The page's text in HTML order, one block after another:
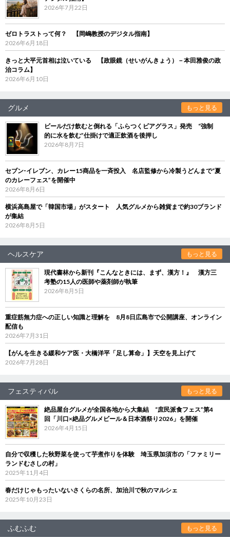
2026年7月22日
ゼロトラストって何？ 【岡嶋教授のデジタル指南】
2026年6月18日
きっと大平元首相は泣いている 【政眼鏡（せいがんきょう）－本田雅俊の政
治コラム】
2026年6月10日
グルメ もっと見る
ビールだけ飲むと倒れる「ふらつくビアグラス」発売 “強制
的に水を飲む”仕掛けで適正飲酒を後押し
2026年8月7日
セブン‐イレブン、カレー15商品を一斉投入 名店監修から冷製うどんまで“夏
のカレーフェス”を開催中
2026年8月6日
横浜高島屋で「韓国市場」がスタート 人気グルメから雑貨まで約30ブランド
が集結
2026年8月5日
ヘルスケア もっと見る
現代書林から新刊『こんなときには、まず、漢方！』 漢方三
考塾の15人の医師や薬剤師が執筆
2026年8月5日
重症筋無力症への正しい知識と理解を 8月8日広島市で公開講座、オンライン
配信も
2026年7月31日
【がんを生きる緩和ケア医・大橋洋平「足し算命」】天空を見上げて
2026年7月28日
フェスティバル もっと見る
絶品屋台グルメが全国各地から大集結 “庶民派食フェス”第4
回「川口×絶品グルメビール＆日本酒祭り2026」を開催
2026年4月15日
自分で収穫した秋野菜を使って芋煮作りを体験 埼玉県加須市の「ファミリー
ランドむさしの村」
2025年11月4日
春だけじゃもったいないさくらの名所、加治川で秋のマルシェ
2025年10月23日
ふむふむ もっと見る